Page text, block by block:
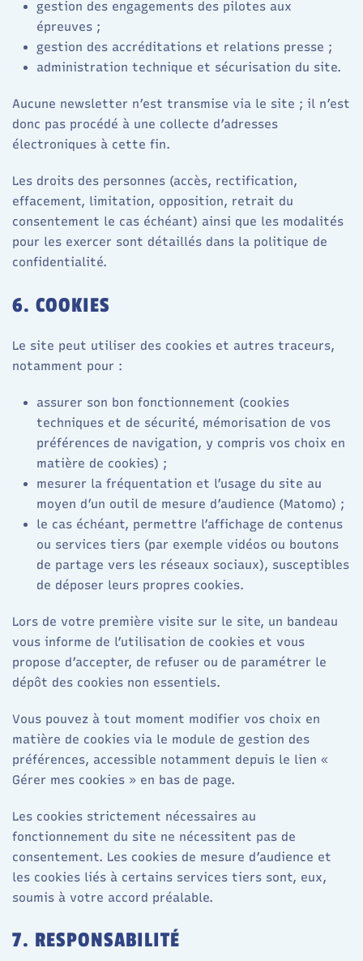
gestion des engagements des pilotes aux
épreuves ;
gestion des accréditations et relations presse ;
administration technique et sécurisation du site.
Aucune newsletter n’est transmise via le site ; il n’est
donc pas procédé à une collecte d’adresses
électroniques à cette fin.
Les droits des personnes (accès, rectification,
effacement, limitation, opposition, retrait du
consentement le cas échéant) ainsi que les modalités
pour les exercer sont détaillés dans la politique de
confidentialité.
6. COOKIES
Le site peut utiliser des cookies et autres traceurs,
notamment pour :
assurer son bon fonctionnement (cookies
techniques et de sécurité, mémorisation de vos
préférences de navigation, y compris vos choix en
matière de cookies) ;
mesurer la fréquentation et l’usage du site au
moyen d’un outil de mesure d’audience (Matomo) ;
le cas échéant, permettre l’affichage de contenus
ou services tiers (par exemple vidéos ou boutons
de partage vers les réseaux sociaux), susceptibles
de déposer leurs propres cookies.
Lors de votre première visite sur le site, un bandeau
vous informe de l’utilisation de cookies et vous
propose d’accepter, de refuser ou de paramétrer le
dépôt des cookies non essentiels.
Vous pouvez à tout moment modifier vos choix en
matière de cookies via le module de gestion des
préférences, accessible notamment depuis le lien «
Gérer mes cookies » en bas de page.
Les cookies strictement nécessaires au
fonctionnement du site ne nécessitent pas de
consentement. Les cookies de mesure d’audience et
les cookies liés à certains services tiers sont, eux,
soumis à votre accord préalable.
7. RESPONSABILITÉ